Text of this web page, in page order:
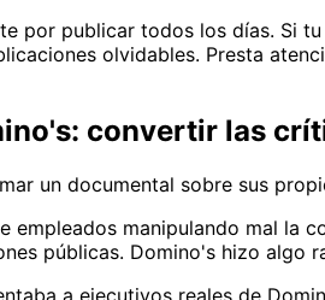
por publicar todos los días. Si
olvidables. Presta
convertir las
un documental sobre sus
empleados manipulando mal la
públicas. Domino's hizo algo